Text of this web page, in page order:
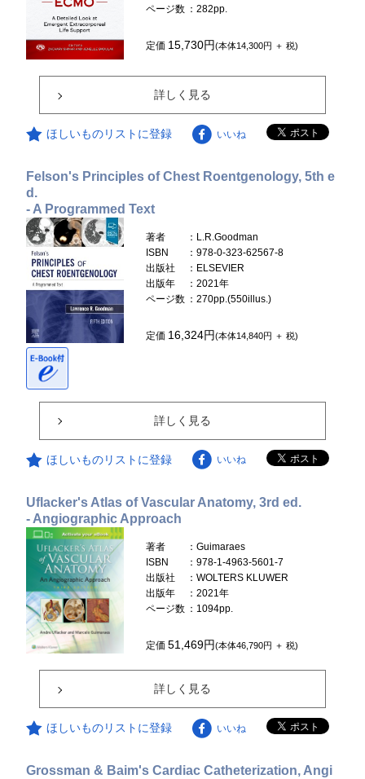
ページ数 ：282pp.
定価 15,730円(本体14,300円 ＋ 税)
詳しく見る
ほしいものリストに登録 いいね
Felson's Principles of Chest Roentgenology, 5th e
d.
- A Programmed Text
著者
：L.R.Goodman
ISBN
：978-0-323-62567-8
出版社
：ELSEVIER
出版年
：2021年
ページ数 ：270pp.(550illus.)
定価 16,324円(本体14,840円 ＋ 税)
詳しく見る
ほしいものリストに登録 いいね
Uflacker's Atlas of Vascular Anatomy, 3rd ed.
- Angiographic Approach
著者
：Guimaraes
ISBN
：978-1-4963-5601-7
出版社
：WOLTERS KLUWER
出版年
：2021年
ページ数 ：1094pp.
定価51,469円(本体46,790円 ＋ 税)
詳しく見る
ほしいものリストに登録 いいね
Grossman & Baim's Cardiac Catheterization, Angi